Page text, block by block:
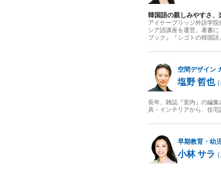
韓国語の親しみやすさ
アイケーブリッジ外語学
シア語講座を運営。著書
ブック』『シゴトの韓国
空間デザイン
塩野 哲也 (
長年、雑誌『室内』の編
具・インテリアから、住
早期教育・幼
小林 サラ (